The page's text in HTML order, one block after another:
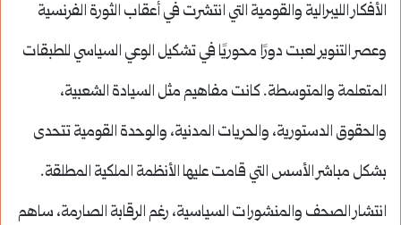
الأفكار الليبرالية والقومية التي انتشرت في أعقاب الثورة الفرنسية
وعصر التنوير لعبت دورًا محوريًا في تشكيل الوعي السياسي للطبقات
المتعلمة والمتوسطة. كانت مفاهيم مثل السيادة الشعبية،
والحقوق الدستورية، والحريات المدنية، والوحدة القومية تتحدى
بشكل مباشر الأسس التي قامت عليها الأنظمة الملكية المطلقة.
انتشار الصحف والمنشورات السياسية، رغم الرقابة الصارمة، ساهم